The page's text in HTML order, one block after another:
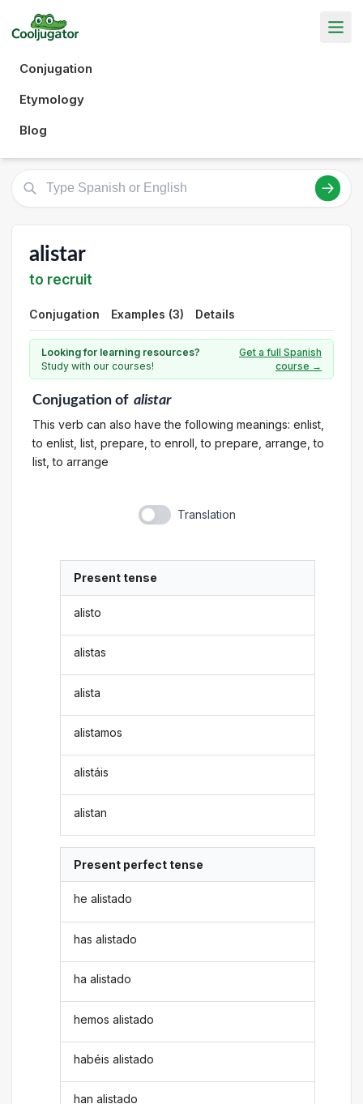
Conjugation
Etymology
Blog
alistar
to recruit
Conjugation Examples (3) Details
Looking for learning resources?
Study with our courses!
Get a full Spanish
course →
Conjugationof alistar
This verb can also have the following meanings: enlist,
to enlist, list, prepare, to enroll, to prepare, arrange, to
list, to arrange
Translation
Present tense
alisto
alistas
alista
alistamos
alistáis
alistan
Present perfect tense
he alistado
has alistado
ha alistado
hemos alistado
habéis alistado
han alistado